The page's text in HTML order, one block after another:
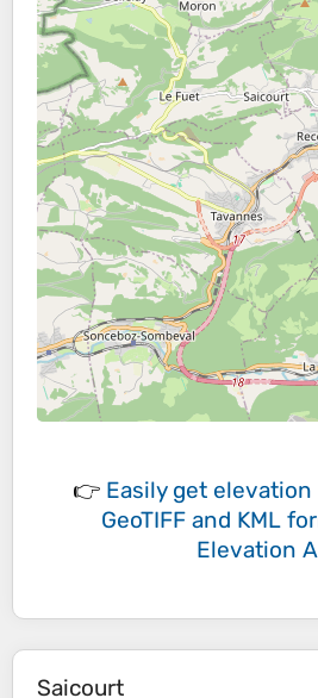
👉 Easily get elevation
GeoTIFF and KML
Elevation
Saicourt